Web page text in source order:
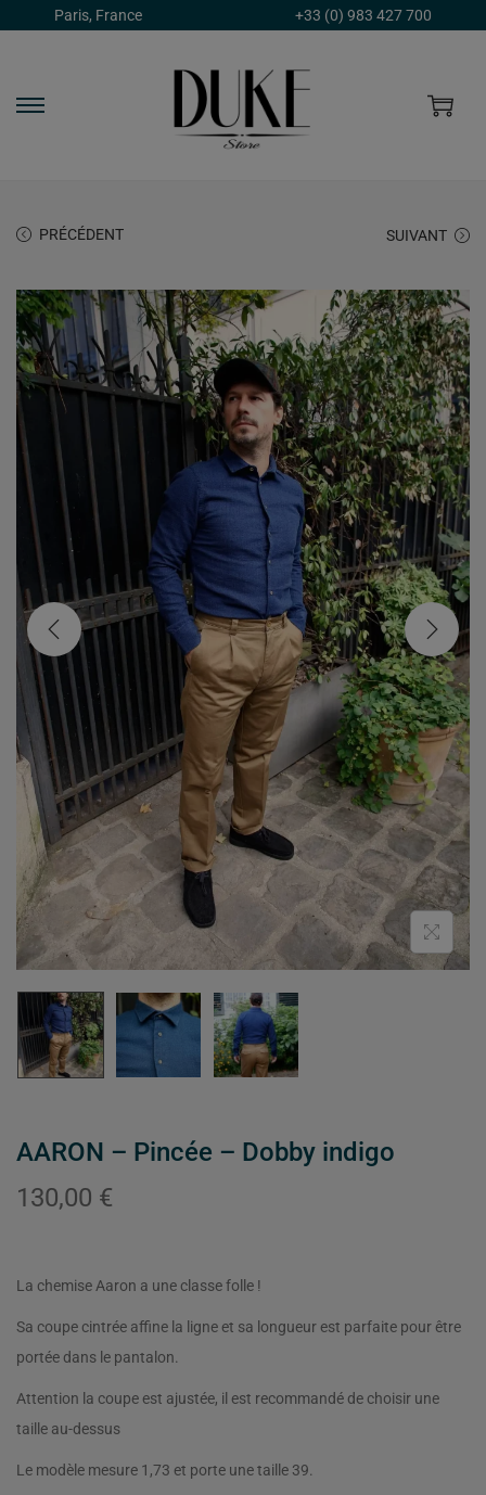
Paris, France +33 (0) 983 427 700
PRÉCÉDENT SUIVANT
AARON – Pincée – Dobby indigo
130,00 €
La chemise Aaron a une classe folle !
Sa coupe cintrée affine la ligne et sa longueur est parfaite pour être
portée dans le pantalon.
Attention la coupe est ajustée, il est recommandé de choisir une
taille au-dessus
Le modèle mesure 1,73 et porte une taille 39.